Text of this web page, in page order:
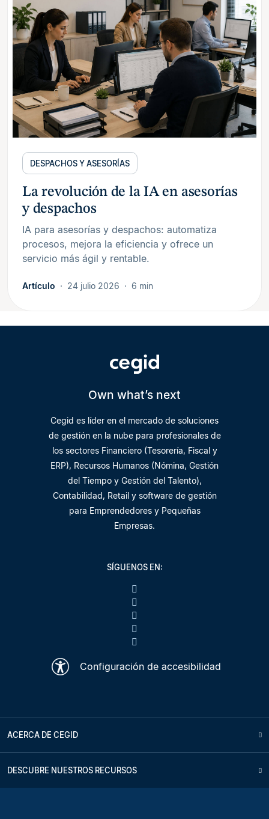
DESPACHOS Y ASESORÍAS
La revolución de la IA en asesorías
y despachos
IA para asesorías y despachos: automatiza
procesos, mejora la eficiencia y ofrece un
servicio más ágil y rentable.
Artículo 24 julio 2026 6 min
Own what’s next
Cegid es líder en el mercado de soluciones
de gestión en la nube para profesionales de
los sectores Financiero (Tesorería, Fiscal y
ERP), Recursos Humanos (Nómina, Gestión
del Tiempo y Gestión del Talento),
Contabilidad, Retail y software de gestión
para Emprendedores y Pequeñas
Empresas.
SÍGUENOS EN:
Configuración de accesibilidad
ACERCA DE CEGID
DESCUBRE NUESTROS RECURSOS